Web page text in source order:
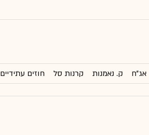
אג"ח ק. נאמנות קרנות סל חוזים עתידיים